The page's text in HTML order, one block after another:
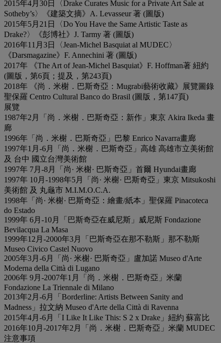
2015年4月30日〈Drake Curates Music for a Private Art Sale at
Sotheby’s〉《建築文摘》A. Levasseur 著 (圖版)
2015年5月21日〈Do You Have the Same Artistic Taste as
Drake?〉《彭博社》J. Tarmy 著 (圖版)
2016年11月3日〈Jean-Michel Basquiat al MUDEC〉
《Darsmagazine》F. Annechini 著 (圖版)
2017年 《The Art of Jean-Michel Basquiat》F. Hoffman著 紐約
(圖版，第6頁；提及，第243頁)
2018年 《尚．米榭．巴斯奇亞：Mugrabi藝術收藏》展覽圖錄
聖保羅 Centro Cultural Banco do Brasil (圖版，第147頁)
展覽
1987年2月「尚．米榭．巴斯奇亞：新作」東京 Akira Ikeda 畫
廊
1996年「尚．米榭．巴斯奇亞」巴黎 Enrico Navarra畫廊
1997年1月-6月「尚．米榭．巴斯奇亞」高雄 高雄市立美術館
及 台中 國立台灣美術館
1997年 7月-8月「尚· 米榭· 巴斯奇亞」首爾 Hyundai畫廊
1997年 10月-1998年5月「尚· 米榭· 巴斯奇亞」東京 Mitsukoshi
美術館 及 丸龜市 M.I.M.O.C.A.
1998年「尚· 米榭· 巴斯奇亞：繪畫/紙本」聖保羅 Pinacoteca
do Estado
1999年 6月-10月「巴斯奇亞在威尼斯」威尼斯 Fondazione
Bevilacqua La Masa
1999年12月-2000年3月「巴斯奇亞在那不勒斯」那不勒斯
Museo Civico Castel Nuovo
2005年3月-6月「尚· 米榭· 巴斯奇亞」盧加諾 Museo d'Arte
Moderna della Città di Lugano
2006年 9月-2007年1月「尚．米榭．巴斯奇亞」米蘭
Fondazione La Triennale di Milano
2013年2月-6月「Borderline: Artists Between Sanity and
Madness」拉文納 Museo d'Arte della Città di Ravenna
2015年4月-6月「I Like It Like This: S 2 x Drake」紐約 蘇富比
2016年10月-2017年2月「尚．米榭．巴斯奇亞」米蘭 MUDEC
注意事項